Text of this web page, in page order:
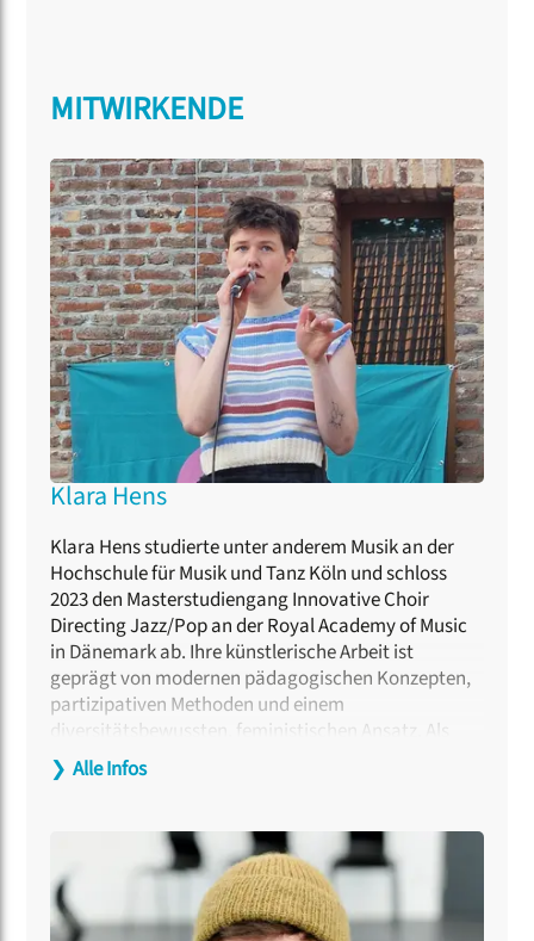
MITWIRKENDE
Klara Hens
Klara Hens studierte unter anderem Musik an der
Hochschule für Musik und Tanz Köln und schloss
2023 den Masterstudiengang Innovative Choir
Directing Jazz/Pop an der Royal Academy of Music
in Dänemark ab. Ihre künstlerische Arbeit ist
geprägt von modernen pädagogischen Konzepten,
partizipativen Methoden und einem
diversitätsbewussten, feministischen Ansatz. Als
queere und neurodivergente Künstler:in bringt sie
eine intersektionale Perspektive in die chorische
und Machtverhältnissen im musikalischen Kontext
reflektiert. Diese Perspektive prägt insbesondere
ihre Arbeit mit marginalisierten Gruppen und ihr
Engagement für diskriminierungssensible,
❯ Alle Infos